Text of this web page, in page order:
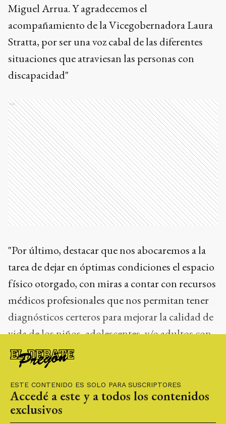
ESTE CONTENIDO ES SOLO PARA SUSCRIPTORES
Accedé a este y a todos los contenidos
exclusivos
Miguel Arrua. Y agradecemos el
acompañamiento de la Vicegobernadora Laura
Stratta, por ser una voz cabal de las diferentes
situaciones que atraviesan las personas con
discapacidad"
Ads
"Por último, destacar que nos abocaremos a la
tarea de dejar en óptimas condiciones el espacio
físico otorgado, con miras a contar con recursos
médicos profesionales que nos permitan tener
diagnósticos certeros para mejorar la calidad de
vida de los niños, adolescentes, y/o adultos con
Autismo", finalizó la Diputada Provincial, Paola
Rubattino.